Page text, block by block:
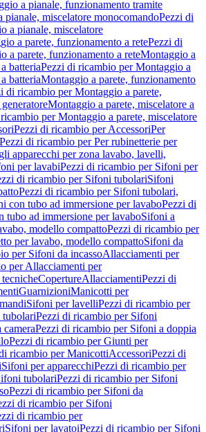
a pianale, funzionamento tramite
pianale, miscelatore monocomandoPezzi di
a pianale, miscelatore
a parete, funzionamento a retePezzi di
a parete, funzionamento a reteMontaggio a
batteriaPezzi di ricambio per Montaggio a
batteriaMontaggio a parete, funzionamento
di ricambio per Montaggio a parete,
Montaggio a parete, miscelatore a
per Montaggio a parete, miscelatore
Pezzi di ricambio per AccessoriPer
Pezzi di ricambio per Per rubinetterie per
apparecchi per zona lavabo, lavelli,
per lavabiPezzi di ricambio per Sifoni per
di ricambio per Sifoni tubolariSifoni
Pezzi di ricambio per Sifoni tubolari,
con tubo ad immersione per lavaboPezzi di
tubo ad immersione per lavaboSifoni a
modello compattoPezzi di ricambio per
per lavabo, modello compattoSifoni da
per Sifoni da incassoAllacciamenti per
per Allacciamenti per
CopertureAllacciamentiPezzi di
GuarnizioniManicotti per
Sifoni per lavelliPezzi di ricambio per
Pezzi di ricambio per Sifoni
Pezzi di ricambio per Sifoni a doppia
Pezzi di ricambio per Giunti per
ricambio per ManicottiAccessoriPezzi di
Sifoni per apparecchiPezzi di ricambio per
tubolariPezzi di ricambio per Sifoni
Pezzi di ricambio per Sifoni da
di ricambio per Sifoni
di ricambio per
Sifoni per lavatoiPezzi di ricambio per Sifoni